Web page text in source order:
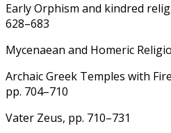
Early Orphism and kindred
628–683
Mycenaean and Homeric
Archaic Greek Temples with
pp. 704–710
Vater Zeus, pp. 710–731